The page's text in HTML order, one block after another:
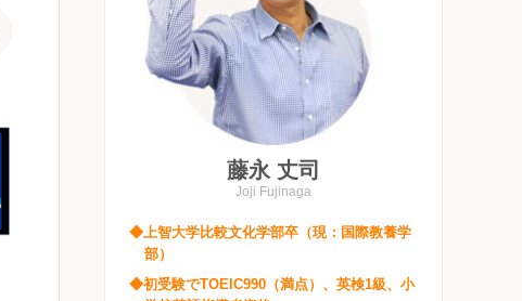
藤永 丈司
Joji Fujinaga
◆上智大学比較文化学部卒（現：国際教養学
部）
◆初受験でTOEIC990（満点）、英検1級、小